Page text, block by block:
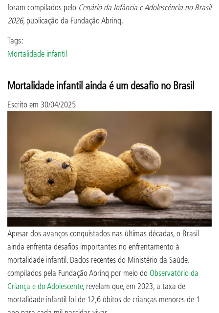
foram compilados pelo Cenário da Infância e Adolescência no Brasil
2026, publicação da Fundação Abrinq.
Tags:
Mortalidade infantil
Mortalidade infantil ainda é um desafio no Brasil
Escrito em 30/04/2025
Apesar dos avanços conquistados nas últimas décadas, o Brasil
ainda enfrenta desafios importantes no enfrentamento à
mortalidade infantil. Dados recentes do Ministério da Saúde,
compilados pela Fundação Abrinq por meio doObservatório da
Criança e do Adolescente, revelam que, em 2023, a taxa de
mortalidade infantil foi de 12,6 óbitos de crianças menores de 1